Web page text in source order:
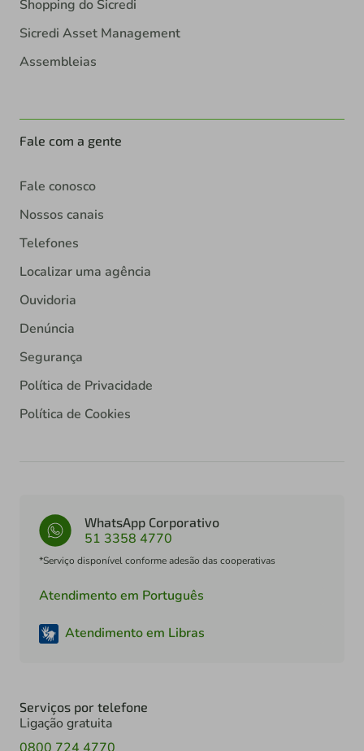
Shopping do Sicredi
Sicredi Asset Management
Assembleias
Fale com a gente
Fale conosco
Nossos canais
Telefones
Localizar uma agência
Ouvidoria
Denúncia
Segurança
Política de Privacidade
Política de Cookies
WhatsApp Corporativo
51 3358 4770
*Serviço disponível conforme adesão das cooperativas
Atendimento em Português
Atendimento em Libras
Serviços por telefone
Ligação gratuita